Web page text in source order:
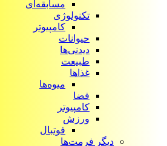
مسابقه‌ای
تکنولوژی
کامپیوتر
حیوانات
دیدنی‌ها
طبیعت
غذاها
میوه‌ها
فضا
کامپیوتر
ورزش
فوتبال
دیگر فرمت‌ها